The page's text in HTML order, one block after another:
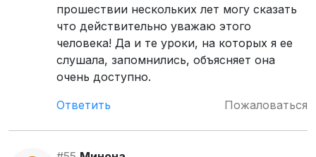
прошествии нескольких лет могу сказать
что действительно уважаю этого
человека! Да и те уроки, на которых я ее
слушала, запомнились, объясняет она
очень доступно.
Ответить
Пожаловаться